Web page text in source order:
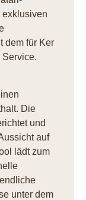
exklusiven
dem für Ker
Die
und
auf
lädt zum
unter dem